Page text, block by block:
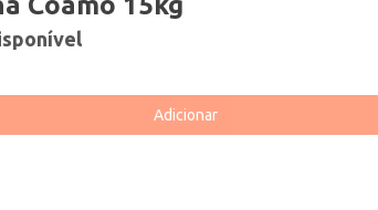
Adicionar